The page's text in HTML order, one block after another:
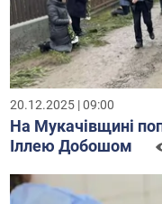
20.12.2025 | 09:00
На Мукачівщині
Іллею Добошом